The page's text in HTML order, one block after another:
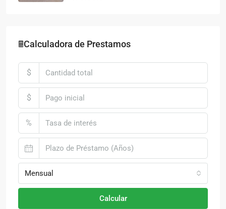
🖩Calculadora de Prestamos
$
$
%
Mensual
Calcular